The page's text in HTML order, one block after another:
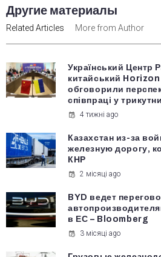
Другие материалы
Related Articles More from Author
Український Центр
китайський
обговорили
співпраці у
4 тижні ago
Казахстан из-за
железную дорогу,
КНР
2 місяці ago
BYD ведет
в ЕС – Bloomberg
3 місяці ago